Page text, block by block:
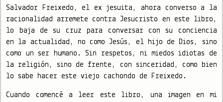
Salvador Freixedo, el ex jesuita, ahora converso a la
racionalidad arremete contra Jesucristo en este libro,
lo baja de su cruz para conversar con su conciencia
en la actualidad, no como Jesús, el hijo de Dios, sino
como un ser humano. Sin respetos, ni miedos idiotas de
la religión, sino de frente, con sinceridad, como bien
lo sabe hacer este viejo cachondo de Freixedo.
Cuando comencé a leer este libro, una imagen en mi